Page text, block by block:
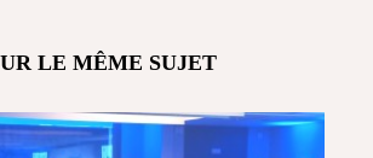
LE MÊME SUJET